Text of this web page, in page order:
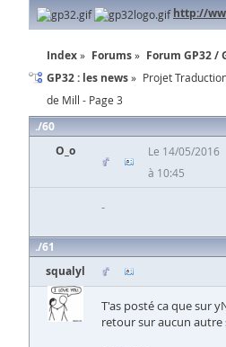
http://
Index Forums
Forum GP32 /
GP32 : les news
Projet
de Mill - Page 3
60
O_o
Le 14/05/2016
à 10:45
-
61
squalyl
T'as posté ca que sur
retour sur aucun autre